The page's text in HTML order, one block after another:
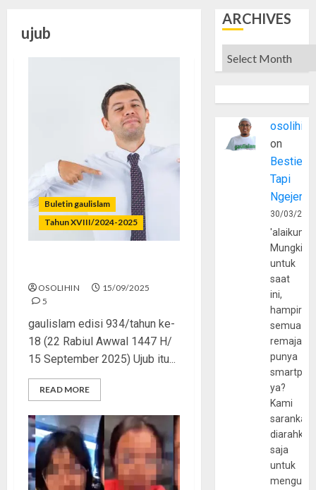
ujub
Buletin gaulislam
Tahun XVIII/2024-2025
OSOLIHIN
15/09/2025
5
gaulislam edisi 934/tahun ke-
18 (22 Rabiul Awwal 1447 H/
15 September 2025) Ujub itu...
READ MORE
ARCHIVES
Archives
osolihin
on
Bestie
Tapi
30/03/
Mungkin
untuk
saat
ini,
hampir
semua
remaja
punya
ya?
Kami
sarankan,
diarahkan
saja
untuk